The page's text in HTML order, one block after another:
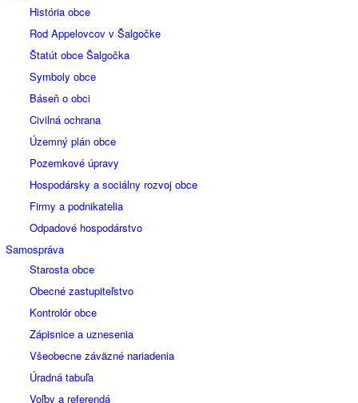
História obce
Rod Appelovcov v Šalgočke
Štatút obce Šalgočka
Symboly obce
Báseň o obci
Civilná ochrana
Územný plán obce
Pozemkové úpravy
Hospodársky a sociálny rozvoj obce
Firmy a podnikatelia
Odpadové hospodárstvo
Samospráva
Starosta obce
Obecné zastupiteľstvo
Kontrolór obce
Zápisnice a uznesenia
Všeobecne záväzné nariadenia
Úradná tabuľa
Voľby a referendá